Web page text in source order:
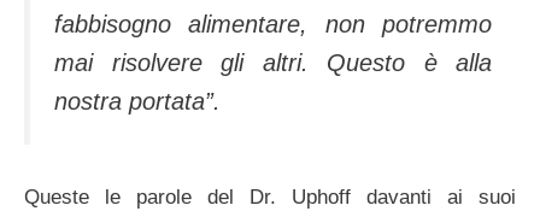
fabbisogno alimentare, non potremmo
mai risolvere gli altri. Questo è alla
nostra portata”.
Queste le parole del Dr. Uphoff davanti ai suoi